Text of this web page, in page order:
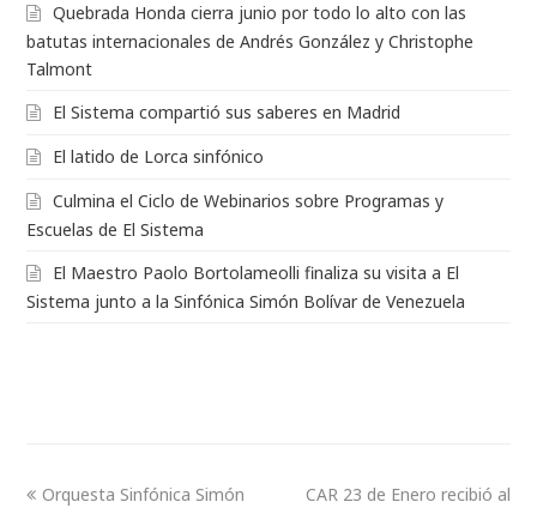
Quebrada Honda cierra junio por todo lo alto con las
batutas internacionales de Andrés González y Christophe
Talmont
El Sistema compartió sus saberes en Madrid
El latido de Lorca sinfónico
Culmina el Ciclo de Webinarios sobre Programas y
Escuelas de El Sistema
El Maestro Paolo Bortolameolli finaliza su visita a El
Sistema junto a la Sinfónica Simón Bolívar de Venezuela
Orquesta Sinfónica Simón CAR 23 de Enero recibió al